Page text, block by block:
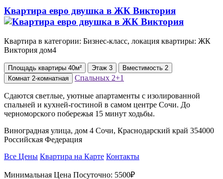
Квартира евро двушка в ЖК Виктория
Квартира в категории: Бизнес-класс, локация квартиры: ЖК
Виктория дом4
Площадь квартиры 40м² Этаж 3 Вместимость 2
Комнат 2-комнатная Спальных 2+1
Сдаются светлые, уютные апартаменты с изолированной
спальней и кухней-гостиной в самом центре Сочи. До
черноморского побережья 15 минут ходьбы.
Виноградная улица, дом 4 Сочи, Краснодарский край 354000
Российская Федерация
Все Цены Квартира на Карте Контакты
Минимальная Цена Посуточно: 5500₽